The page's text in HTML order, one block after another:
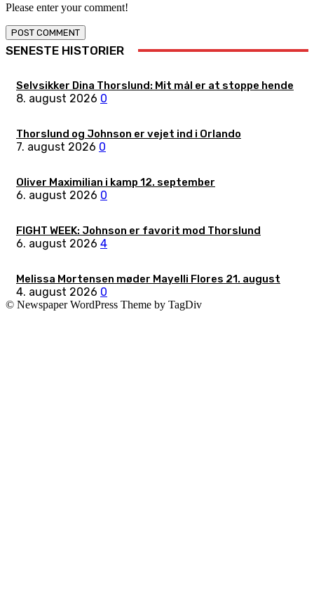
Please enter your comment!
SENESTE HISTORIER
Selvsikker Dina Thorslund: Mit mål er at stoppe hende
8. august 2026 0
Thorslund og Johnson er vejet ind i Orlando
7. august 2026 0
Oliver Maximilian i kamp 12. september
6. august 2026 0
FIGHT WEEK: Johnson er favorit mod Thorslund
6. august 2026 4
Melissa Mortensen møder Mayelli Flores 21. august
4. august 2026 0
© Newspaper WordPress Theme by TagDiv